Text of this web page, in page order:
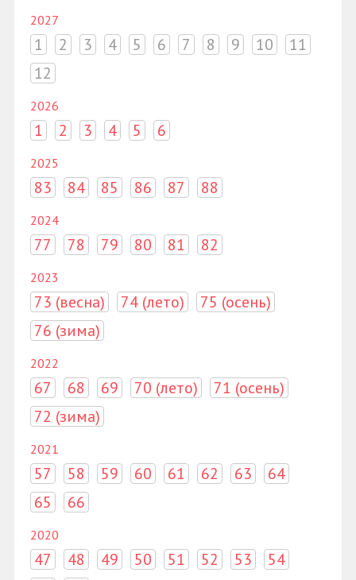
2027
1 2 3 4 5 6 7 8 9 10
11
12
2026
1 2 3 4 5 6
2025
83 84 85 86 87 88
2024
77 78 79 80 81 82
2023
73 (весна) 74 (лето)
75 (осень)
76 (зима)
2022
67 68 69 70 (лето)
71 (осень)
72 (зима)
2021
57 58 59 60 61 62 63
64
65
66
2020
47 48 49 50 51 52 53
54